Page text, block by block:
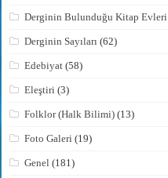
Derginin Bulunduğu Kitap Evleri
Derginin Sayıları (62)
Edebiyat (58)
Eleştiri (3)
Folklor (Halk Bilimi) (13)
Foto Galeri (19)
Genel (181)